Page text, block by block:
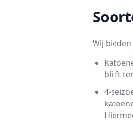
Wij
blijft
4-